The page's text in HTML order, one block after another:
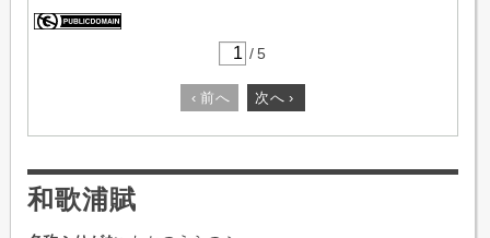
/ 5
‹ 前へ 次へ ›
和歌浦賦